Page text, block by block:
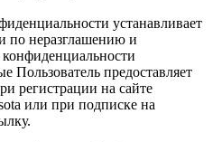
устанавливает
по неразглашению и
Пользователь предоставляет
регистрации на сайте
или при подписке на